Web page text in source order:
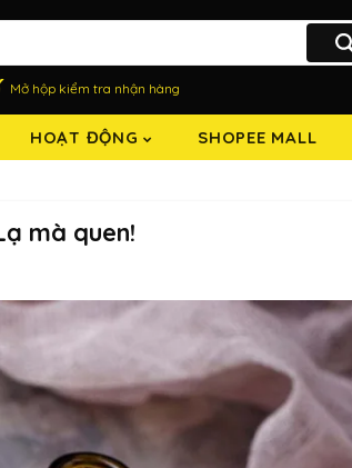
Mở hộp kiểm tra nhận hàng
HOẠT ĐỘNG SHOPEE MALL
mà quen!